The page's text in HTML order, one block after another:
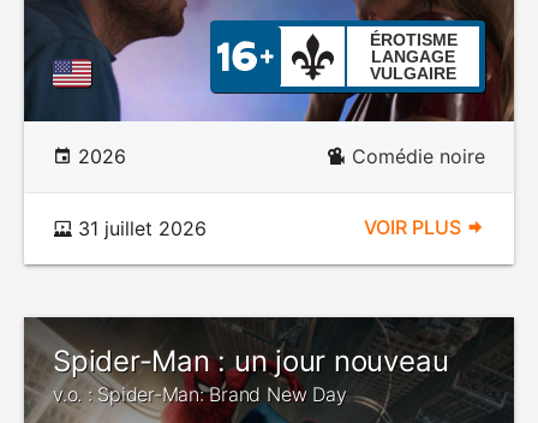
ÉROTISME
LANGAGE
VULGAIRE
2026 Comédie noire
31 juillet 2026 VOIR PLUS
Spider-Man : un jour nouveau
v.o. : Spider-Man: Brand New Day